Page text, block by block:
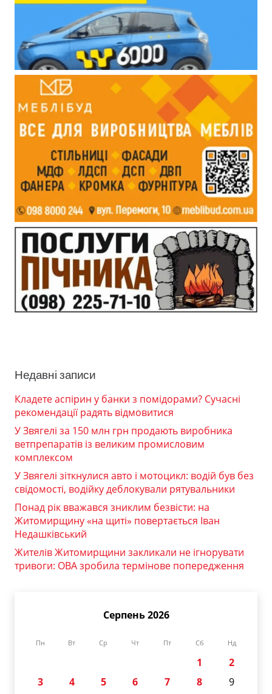
Недавні записи
Кладете аспірин у банки з помідорами? Сучасні
рекомендації радять відмовитися
У Звягелі за 150 млн грн продають виробника
ветпрепаратів із великим промисловим
комплексом
У Звягелі зіткнулися авто і мотоцикл: водій був без
свідомості, водійку деблокували рятувальники
Понад рік вважався зниклим безвісти: на
Житомирщину «на щиті» повертається Іван
Недашківський
Жителів Житомирщини закликали не ігнорувати
тривоги: ОВА зробила термінове попередження
Серпень 2026
Пн Вт Ср Чт Пт Сб Нд
1
2
3
4 5 6 7 8
9